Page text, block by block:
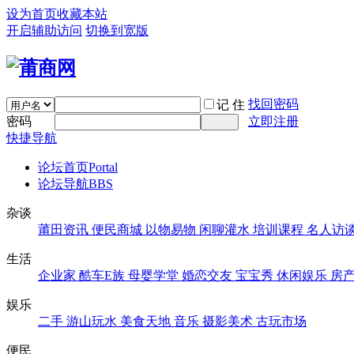
设为首页收藏本站
开启辅助访问 切换到宽版
记 住 找回密码
密码
立即注册
快捷导航
论坛首页Portal
论坛导航BBS
杂谈
莆田资讯 便民商城 以物易物 闲聊灌水 培训课程 名人访
生活
企业家 酷车E族 母婴学堂 婚恋交友 宝宝秀 休闲娱乐 房
娱乐
二手 游山玩水 美食天地 音乐 摄影美术 古玩市场
便民